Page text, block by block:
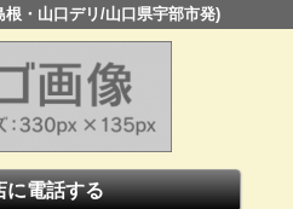
・山口デリ/山口県宇部市発)
に電話する